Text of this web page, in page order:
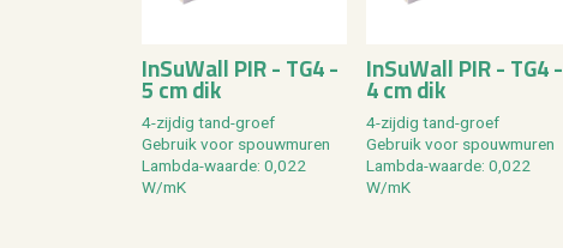
In­SuW­all PIR - TG4 -
5 cm dik
4-zij­dig tand-groef
Ge­bruik voor spouw­mu­ren
Lamb­da-waar­de: 0,022
W/mK
In­SuW­all PIR - TG4 -
4 cm dik
4-zij­dig tand-groef
Ge­bruik voor spouw­mu­ren
Lamb­da-waar­de: 0,022
W/mK